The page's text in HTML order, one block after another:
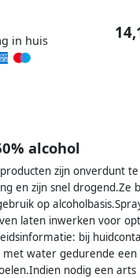
in huis
alcohol
zijn onverdunt
en zijn snel drogend.Ze
op
laten inwerken voor
bij
met water gedurende een
nodig een arts